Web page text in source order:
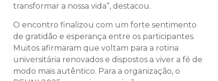
transformar a nossa vida”, destacou.
O encontro finalizou com um forte sentimento
de gratidão e esperança entre os participantes.
Muitos afirmaram que voltam para a rotina
universitária renovados e dispostos a viver a fé de
modo mais autêntico. Para a organização, o